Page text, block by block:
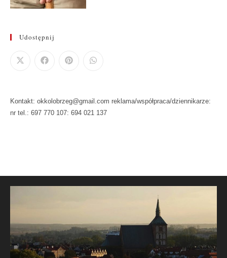
Udostępnij
Kontakt: okkolobrzeg@gmail.com reklama/współpraca/dziennikarze:
nr tel.: 697 770 107: 694 021 137